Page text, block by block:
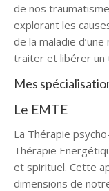
de nos
explorant les
de la maladie
traiter et libérer un
Mes
Le EMTE
La Thérapie
Thérapie
et spirituel. Cette
dimensions de